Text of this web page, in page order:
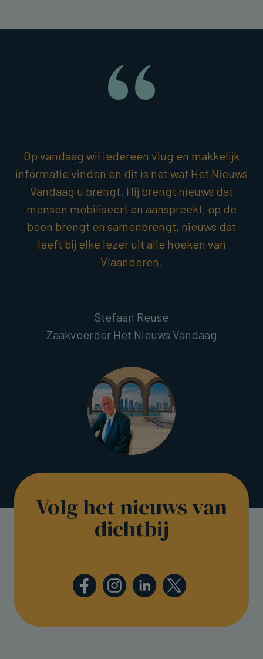
Op vandaag wil iedereen vlug en makkelijk
informatie vinden en dit is net wat Het Nieuws
Vandaag u brengt. Hij brengt nieuws dat
mensen mobiliseert en aanspreekt, op de
been brengt en samenbrengt, nieuws dat
leeft bij elke lezer uit alle hoeken van
Vlaanderen.
Stefaan Reuse
Zaakvoerder Het Nieuws Vandaag
Volg het nieuws van
dichtbij